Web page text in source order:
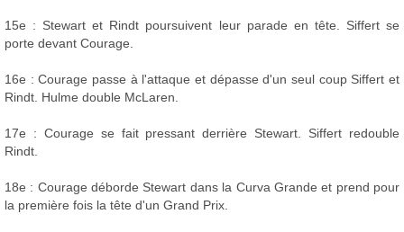
15e : Stewart et Rindt poursuivent leur parade en tête. Siffert se
porte devant Courage.
16e : Courage passe à l'attaque et dépasse d'un seul coup Siffert et
Rindt. Hulme double McLaren.
17e : Courage se fait pressant derrière Stewart. Siffert redouble
Rindt.
18e : Courage déborde Stewart dans la Curva Grande et prend pour
la première fois la tête d'un Grand Prix.